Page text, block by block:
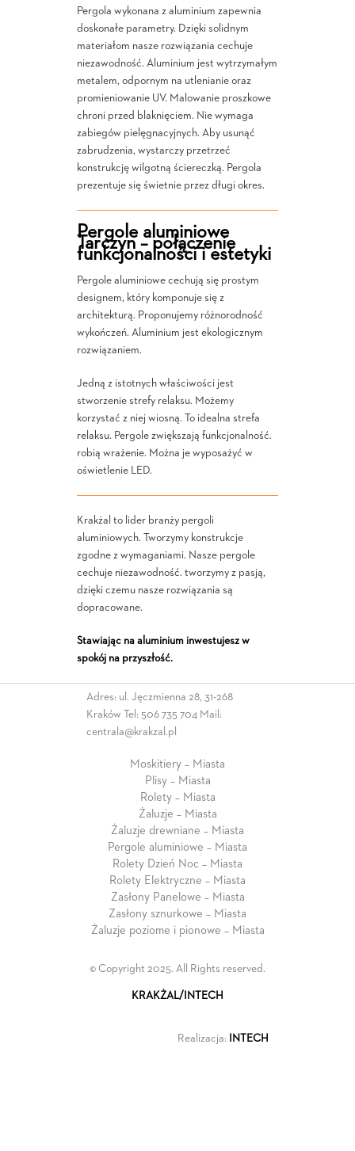
Pergola wykonana z aluminium zapewnia
doskonałe parametry. Dzięki solidnym
materiałom nasze rozwiązania cechuje
niezawodność. Aluminium jest wytrzymałym
metalem, odpornym na utlenianie oraz
promieniowanie UV. Malowanie proszkowe
chroni przed blaknięciem. Nie wymaga
zabiegów pielęgnacyjnych. Aby usunąć
zabrudzenia, wystarczy przetrzeć
konstrukcję wilgotną ściereczką. Pergola
prezentuje się świetnie przez długi okres.
Pergole aluminiowe
Tarczyn – połączenie
funkcjonalności i estetyki
Pergole aluminiowe cechują się prostym
designem, który komponuje się z
architekturą. Proponujemy różnorodność
wykończeń. Aluminium jest ekologicznym
rozwiązaniem.
Jedną z istotnych właściwości jest
stworzenie strefy relaksu. Możemy
korzystać z niej wiosną. To idealna strefa
relaksu. Pergole zwiększają funkcjonalność.
robią wrażenie. Można je wyposażyć w
oświetlenie LED.
Krakżal to lider branży pergoli
aluminiowych. Tworzymy konstrukcje
zgodne z wymaganiami. Nasze pergole
cechuje niezawodność. tworzymy z pasją,
dzięki czemu nasze rozwiązania są
dopracowane.
Stawiając na aluminium inwestujesz w
spokój na przyszłość.
Adres: ul. Jęczmienna 28, 31-268
Kraków Tel: 506 735 704 Mail:
centrala@krakzal.pl
Moskitiery – Miasta
Plisy – Miasta
Rolety – Miasta
Żaluzje – Miasta
Żaluzje drewniane – Miasta
Pergole aluminiowe – Miasta
Rolety Dzień Noc – Miasta
Rolety Elektryczne – Miasta
Zasłony Panelowe – Miasta
Zasłony sznurkowe – Miasta
Żaluzje poziome i pionowe – Miasta
© Copyright 2025. All Rights reserved.
KRAKŻAL/INTECH
Realizacja: INTECH